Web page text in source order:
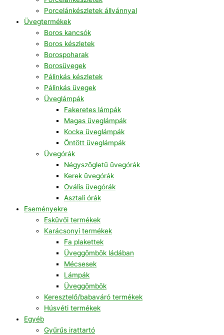
Porcelánkészletek állvánnyal
Üvegtermékek
Boros kancsók
Boros készletek
Borospoharak
Borosüvegek
Pálinkás készletek
Pálinkás üvegek
Üveglámpák
Fakeretes lámpák
Magas üveglámpák
Kocka üveglámpák
Öntött üveglámpák
Üvegórák
Négyszögletű üvegórák
Kerek üvegórák
Ovális üvegórák
Asztali órák
Eseményekre
Esküvői termékek
Karácsonyi termékek
Fa plakettek
Üveggömbök ládában
Mécsesek
Lámpák
Üveggömbök
Keresztelő/babaváró termékek
Húsvéti termékek
Egyéb
Gyűrűs irattartó